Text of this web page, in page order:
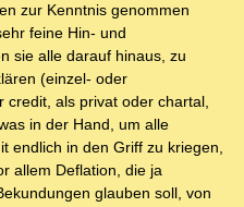
zur Kenntnis genommen
feine Hin- und
sie alle darauf hinaus, zu
(einzel- oder
credit, als privat oder chartal,
in der Hand, um alle
endlich in den Griff zu kriegen,
allem Deflation, die ja
glauben soll, von